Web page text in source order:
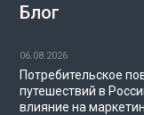
Блог
06.08.2026
Потребительское
путешествий в
влияние на